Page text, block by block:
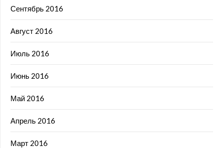
Сентябрь 2016
Август 2016
Июль 2016
Июнь 2016
Май 2016
Апрель 2016
Март 2016